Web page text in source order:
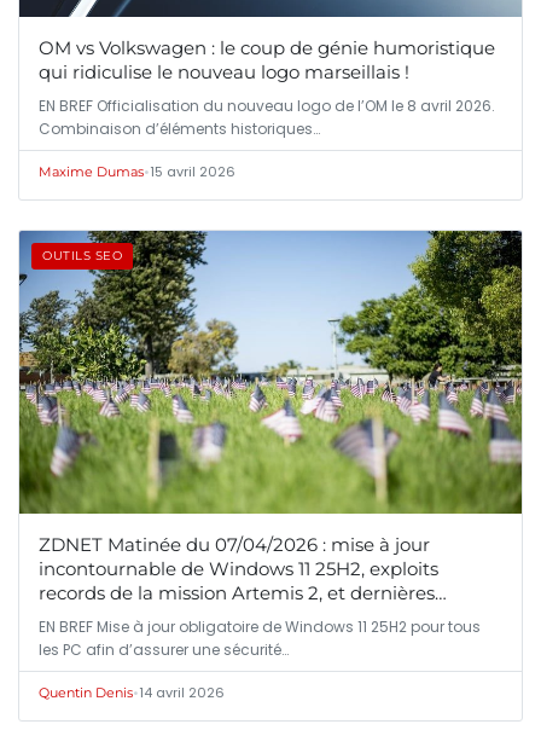
OM vs Volkswagen : le coup de génie humoristique
qui ridiculise le nouveau logo marseillais !
EN BREF Officialisation du nouveau logo de l’OM le 8 avril 2026.
Combinaison d’éléments historiques…
Maxime Dumas•15 avril 2026
OUTILS SEO
ZDNET Matinée du 07/04/2026 : mise à jour
incontournable de Windows 11 25H2, exploits
records de la mission Artemis 2, et dernières
tendances smartphones
EN BREF Mise à jour obligatoire de Windows 11 25H2 pour tous
les PC afin d’assurer une sécurité…
Quentin Denis•14 avril 2026